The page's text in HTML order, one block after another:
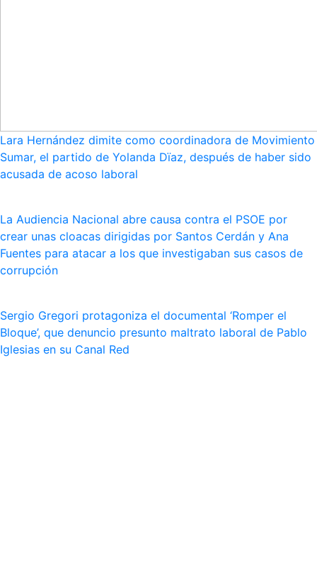
Lara Hernández dimite como coordinadora de Movimiento
Sumar, el partido de Yolanda Dïaz, después de haber sido
acusada de acoso laboral
La Audiencia Nacional abre causa contra el PSOE por
crear unas cloacas dirigidas por Santos Cerdán y Ana
Fuentes para atacar a los que investigaban sus casos de
corrupción
Sergio Gregori protagoniza el documental ‘Romper el
Bloque’, que denuncio presunto maltrato laboral de Pablo
Iglesias en su Canal Red